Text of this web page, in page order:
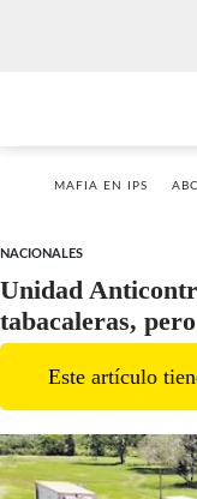
MAFIA EN IPS
NACIONALES
Unidad
tabacaleras,
Este artículo